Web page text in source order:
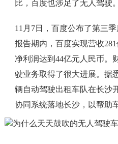
比，百度也涉足了无人驾驶。
11月7日，百度公布了第三
报告期内，百度实现营收
净利润达到44亿元人民币。
驶业务取得了很大进展。据
辆自动驾驶出租车队在长沙
协同系统落地长沙，以帮助